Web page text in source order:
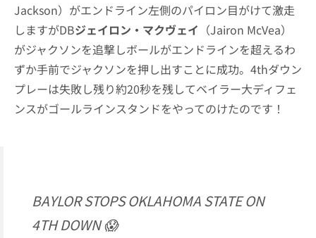
Jackson）がエンドライン左側のパイロン目がけて激走
しますがDBジェイロン・マクヴェイ （Jairon McVea）
がジャクソンを追撃しボールがエンドラインを超えるわ
ずか手前でジャクソンを押し出すことに成功。4thダウン
プレーは失敗し残り約20秒を残してベイラー大ディフェ
ンスがゴールラインスタンドをやってのけたのです！
BAYLOR STOPS OKLAHOMA STATE ON
4TH DOWN 😱